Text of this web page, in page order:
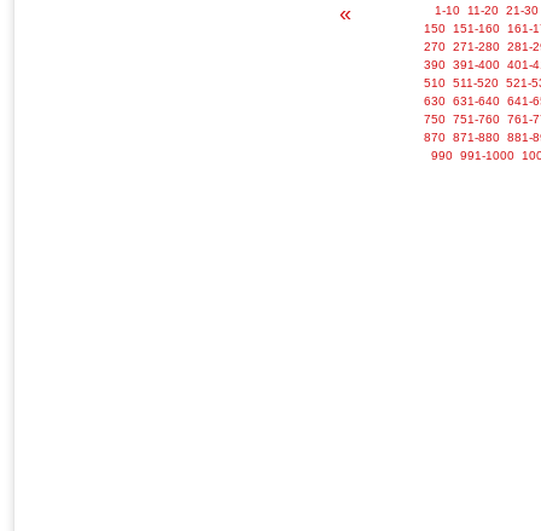
« 1-10 11-20 21-30
150
151-160
161-
270 271-280 281-
390 391-400 401-
510 511-520 521-
630 631-640 641-
750 751-760 761-
870 871-880 881-
990 991-1000